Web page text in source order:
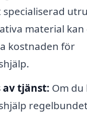
material kan
kostnaden för
av tjänst: Om